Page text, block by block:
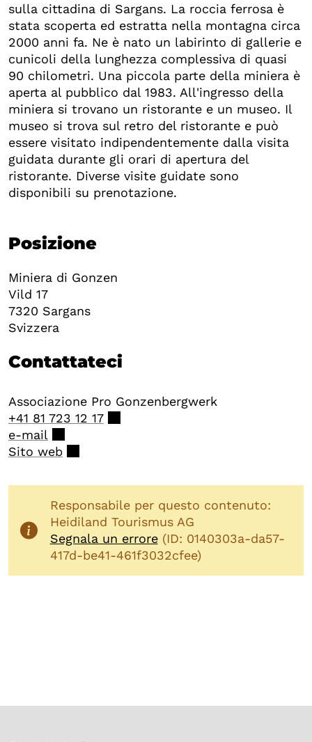
sulla cittadina di Sargans. La roccia ferrosa è
stata scoperta ed estratta nella montagna circa
2000 anni fa. Ne è nato un labirinto di gallerie e
cunicoli della lunghezza complessiva di quasi
90 chilometri. Una piccola parte della miniera è
aperta al pubblico dal 1983. All'ingresso della
miniera si trovano un ristorante e un museo. Il
museo si trova sul retro del ristorante e può
essere visitato indipendentemente dalla visita
guidata durante gli orari di apertura del
ristorante. Diverse visite guidate sono
disponibili su prenotazione.
Posizione
Miniera di Gonzen
Vild 17
7320 Sargans
Svizzera
Contattateci
Associazione Pro Gonzenbergwerk
+41 81 723 12 17
e-mail
Sito web
Responsabile per questo contenuto:
Heidiland Tourismus AG
Segnala un errore(ID: 0140303a-da57-
417d-be41-461f3032cfee)